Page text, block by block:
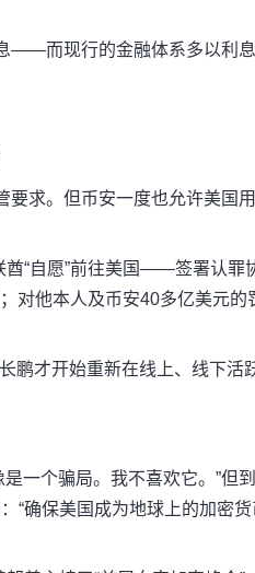
——而现行的金融体系多以利
要求。但币安一度也允许美国
酋“自愿”前往美国——签署认罪
对他本人及币安40多亿美元的
鹏才开始重新在线上、线下活
一个骗局。我不喜欢它。”但
“确保美国成为地球上的加密货